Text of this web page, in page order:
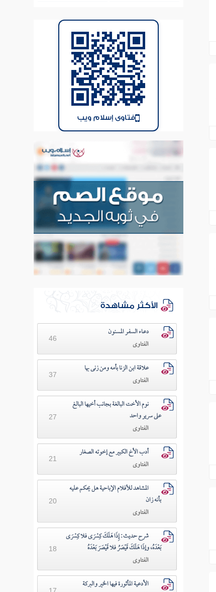
فتاوى إسلام ويب
الأكثر مشاهدة
دعـاء السفـر المسنون
الفتاوى
46
علاقة ابن الزنا بأمه ومن زنى بها
الفتاوى
37
نوم الأخت البالغة بجانب أخيها البالغ
على سرير واحد
الفتاوى
27
أدب الأخ الكبير مع إخوته الصغار
الفتاوى
21
المشاهد للأفلام الإباحية هل يحكم عليه
بأنه زان
الفتاوى
20
شرح حديث: إِذَا هَلَكَ كِسْرَى فلا كِسْرَى
بَعْدَهُ، وإذَا هَلَكَ قَيْصَرُ فلا قَيْصَرَ بَعْدَهُ
الفتاوى
18
الأدعية المأثورة فيها الخير والبركة